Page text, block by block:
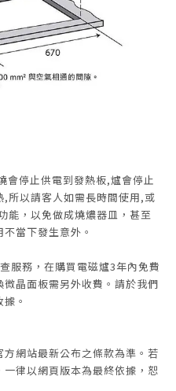
停止供電到發熱板,爐會停止
所以請客人如需長時間使用,或
能，以免做成燒燶器皿，甚至
當下發生意外。
服務，在購買電磁爐3年內免費
晶面板需另外收費。請於我們
。
網站最新公布之條款為準。若
律以網頁版本為最終依據，恕